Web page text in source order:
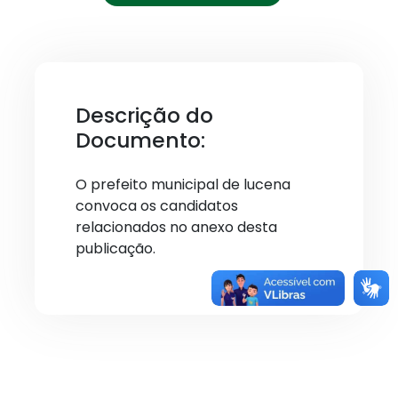
Descrição do
Documento:
O prefeito municipal de lucena
convoca os candidatos
relacionados no anexo desta
publicação.